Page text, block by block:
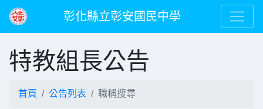
彰化縣立彰安國民中學
特教組長公告
首頁 公告列表 職稱搜尋